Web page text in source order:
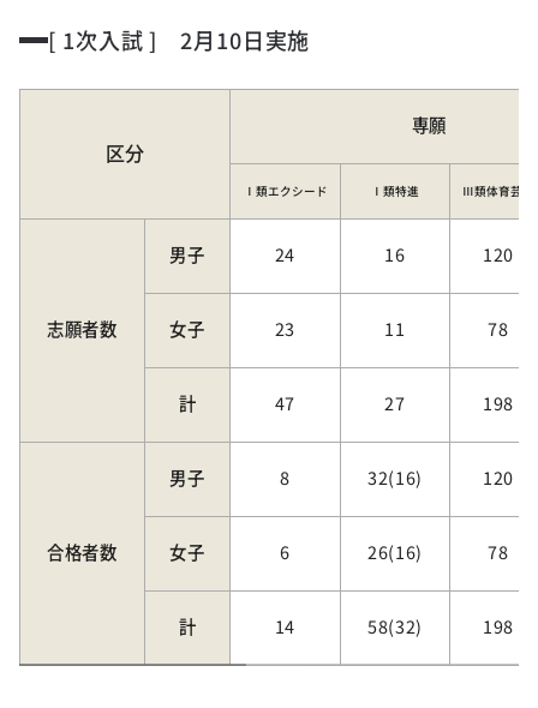
[ 1次入試 ] 2月10日実施
区分
専願
Ⅰ類エクシード Ⅰ類特進 Ⅲ類体育芸術
志願者数
男子 24 16 120
女子 23 11 78
計 47 27 198
合格者数
男子 8 32(16) 120
女子 6 26(16) 78
計 14 58(32) 198